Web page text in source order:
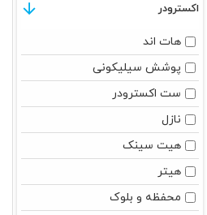
اکسترودر
هات اند
پوشش سیلیکونی
ست اکسترودر
نازل
هیت سینک
هیتر
محفظه و بلوک